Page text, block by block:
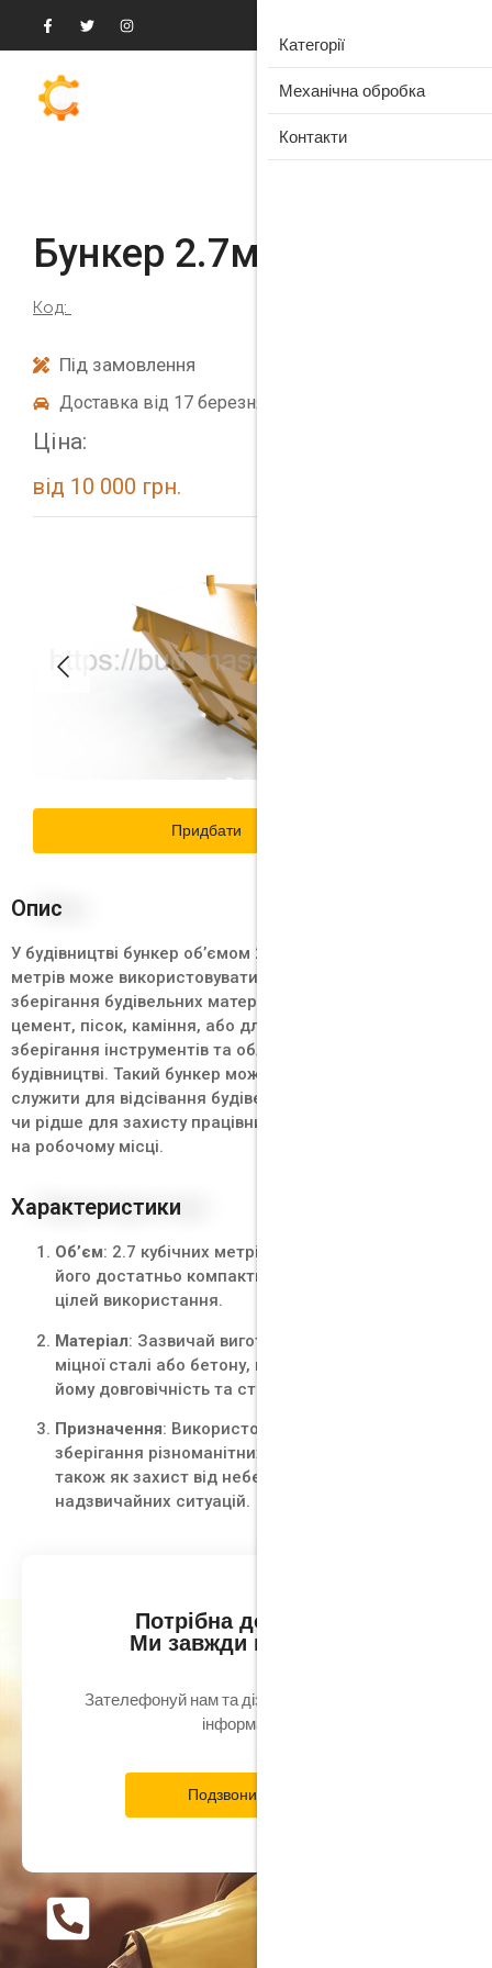
Категорії
Механічна обробка
Контакти
Бункер 2.7м³
Код:
Під замовлення
Доставка від 17 березня
Ціна:
від 10 000 грн.
Придбати
Опис
У будівництві бункер об’ємом 2.7 кубічних
метрів може використовуватися для
зберігання будівельних матеріалів, таких як
цемент, пісок, каміння, або для тимчасового
зберігання інструментів та обладнання на
будівництві. Такий бункер може також
служити для відсівання будівельних відходів
чи рідше для захисту працівників від небезпек
на робочому місці.
Характеристики
Об’єм: 2.7 кубічних метрів, що робить
його достатньо компактним для різних
цілей використання.
Матеріал: Зазвичай виготовляється з
міцної сталі або бетону, що забезпечує
йому довговічність та стійкість.
Призначення: Використовується для
зберігання різноманітних матеріалів, а
також як захист від небезпек або
надзвичайних ситуацій.
Потрібна допомога?
Ми завжди на зв'язку
Зателефонуй нам та дізнайся всю потрібну
інформацію
Подзвонити